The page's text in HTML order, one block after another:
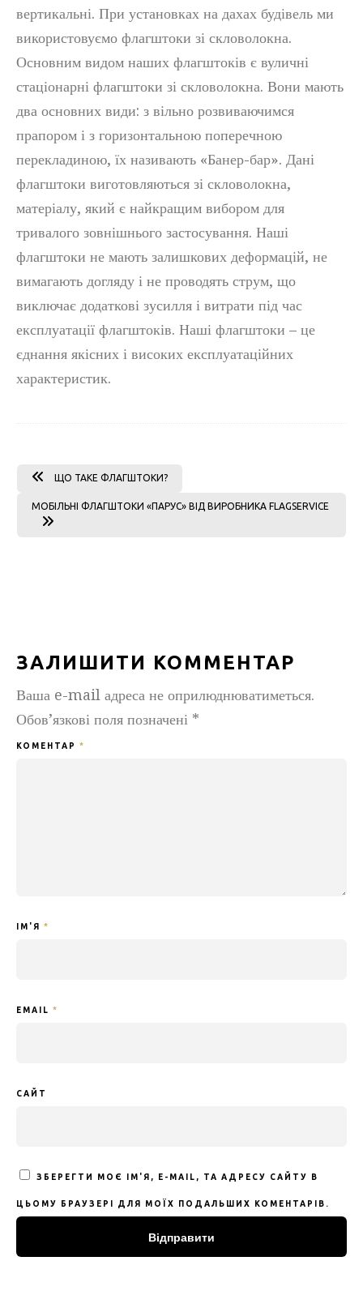
вертикальні. При установках на дахах будівель ми
використовуємо флагштоки зі скловолокна.
Основним видом наших флагштоків є вуличні
стаціонарні флагштоки зі скловолокна. Вони мають
два основних види: з вільно розвиваючимся
прапором і з горизонтальною поперечною
перекладиною, їх називають «Банер-бар». Дані
флагштоки виготовляються зі скловолокна,
матеріалу, який є найкращим вибором для
тривалого зовнішнього застосування. Наші
флагштоки не мають залишкових деформацій, не
вимагають догляду і не проводять струм, що
виключає додаткові зусилля і витрати під час
експлуатації флагштоків. Наші флагштоки – це
єднання якісних і високих експлуатаційних
характеристик.
ЩО ТАКЕ ФЛАГШТОКИ?
МОБІЛЬНІ ФЛАГШТОКИ «ПАРУС» ВІД ВИРОБНИКА FLAGSERVICE
ЗАЛИШИТИ КОММЕНТАР
Ваша e-mail адреса не оприлюднюватиметься.
Обов’язкові поля позначені *
КОМЕНТАР *
ІМ'Я *
EMAIL *
САЙТ
ЗБЕРЕГТИ МОЄ ІМ'Я, E-MAIL, ТА АДРЕСУ САЙТУ В
ЦЬОМУ БРАУЗЕРІ ДЛЯ МОЇХ ПОДАЛЬШИХ КОМЕНТАРІВ.